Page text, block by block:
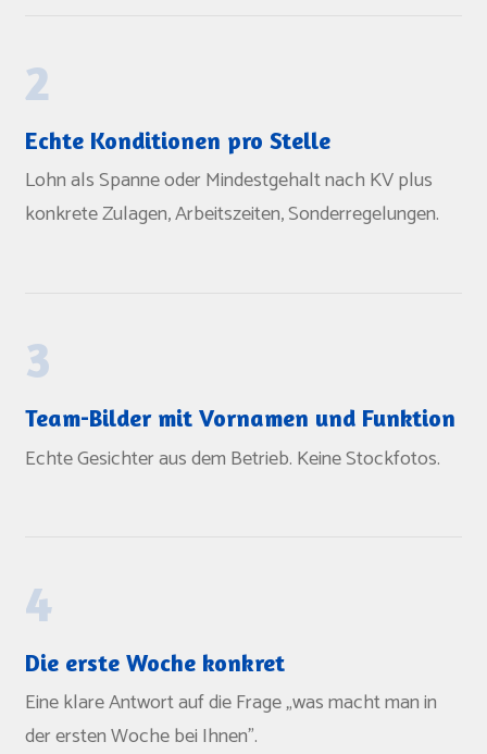
2
Echte Konditionen pro Stelle
Lohn als Spanne oder Mindestgehalt nach KV plus
konkrete Zulagen, Arbeitszeiten, Sonderregelungen.
3
Team-Bilder mit Vornamen und Funktion
Echte Gesichter aus dem Betrieb. Keine Stockfotos.
4
Die erste Woche konkret
Eine klare Antwort auf die Frage „was macht man in
der ersten Woche bei Ihnen".